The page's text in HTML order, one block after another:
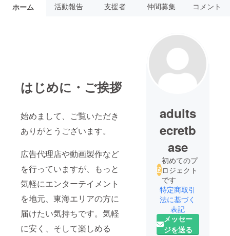
ホーム 活動報告 支援者 仲間募集 コメント
はじめに・ご挨拶
始めまして、ご覧いただき
ありがとうございます。
広告代理店や動画製作など
を行っていますが、もっと
気軽にエンターテイメント
を地元、東海エリアの方に
届けたい気持ちです。気軽
に安く、そして楽しめる
adults
ecretb
ase
初めてのプ
ロジェクト
です
特定商取引
法に基づく
表記
メッセー
ジを送る